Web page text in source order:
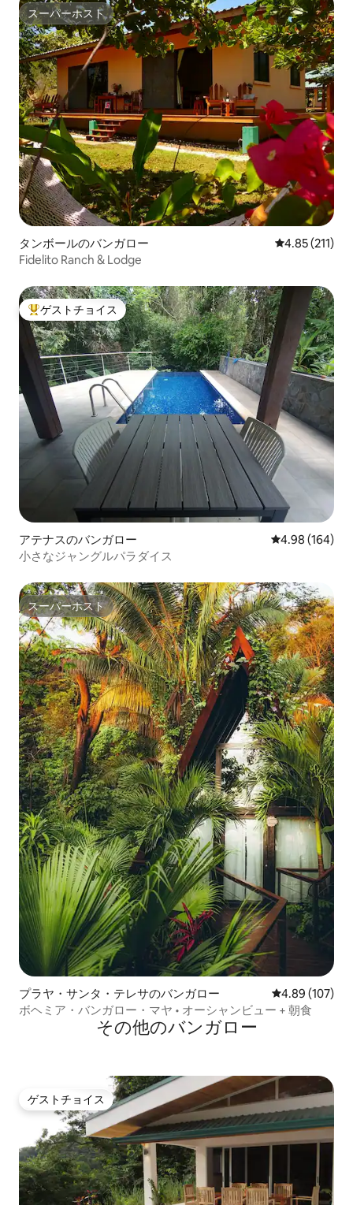
スーパーホスト
スーパーホスト
タンボールのバンガロー レビュー211
4.85 (211)
Fidelito Ranch & Lodge
大好評のゲストチョイスです。
ゲストチョイス
アテナスのバンガロー レビュー164
4.98 (164)
小さなジャングルパラダイス
スーパーホスト
スーパーホスト
プラヤ・サンタ・テレサのバンガロー レビュー107
4.89 (107)
ボヘミア・バンガロー・マヤ • オーシャンビュー + 朝食
その他のバンガロー
ゲストチョイス
ゲストチョイス